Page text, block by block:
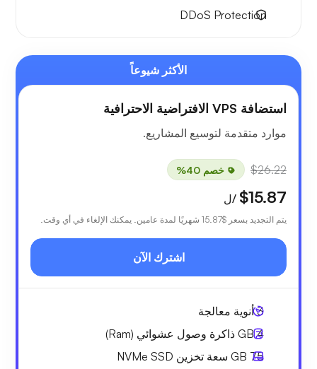
DDoS Protection
الأكثر شيوعاً
استضافة VPS الافتراضية الاحترافية
موارد متقدمة لتوسيع المشاريع.
$26.22 خصم 40%
$15.87 /ل
يتم التجديد بسعر $15.87 شهريًا لمدة عامين. يمكنك الإلغاء في أي وقت.
اشترك الآن
3أنوية معالجة
4 GB
ذاكرة وصول عشوائي (Ram)
75 GB
سعة تخزين NVMe SSD